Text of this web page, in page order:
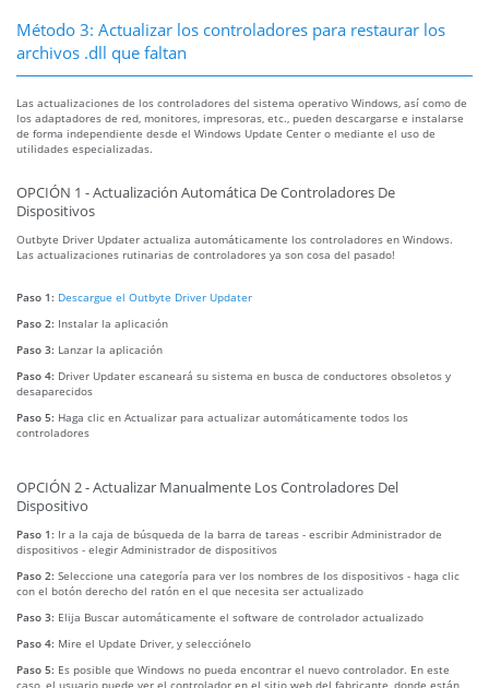
Método 3: Actualizar los controladores para restaurar los
archivos .dll que faltan
Las actualizaciones de los controladores del sistema operativo Windows, así como de
los adaptadores de red, monitores, impresoras, etc., pueden descargarse e instalarse
de forma independiente desde el Windows Update Center o mediante el uso de
utilidades especializadas.
OPCIÓN 1 - Actualización Automática De Controladores De
Dispositivos
Outbyte Driver Updater actualiza automáticamente los controladores en Windows.
Las actualizaciones rutinarias de controladores ya son cosa del pasado!
Paso 1: Descargue el Outbyte Driver Updater
Paso 2: Instalar la aplicación
Paso 3: Lanzar la aplicación
Paso 4: Driver Updater escaneará su sistema en busca de conductores obsoletos y
desaparecidos
Paso 5: Haga clic en Actualizar para actualizar automáticamente todos los
controladores
OPCIÓN 2 - Actualizar Manualmente Los Controladores Del
Dispositivo
Paso 1: Ir a la caja de búsqueda de la barra de tareas - escribir Administrador de
dispositivos - elegir Administrador de dispositivos
Paso 2: Seleccione una categoría para ver los nombres de los dispositivos - haga clic
con el botón derecho del ratón en el que necesita ser actualizado
Paso 3: Elija Buscar automáticamente el software de controlador actualizado
Paso 4: Mire el Update Driver, y selecciónelo
Paso 5: Es posible que Windows no pueda encontrar el nuevo controlador. En este
caso, el usuario puede ver el controlador en el sitio web del fabricante, donde están